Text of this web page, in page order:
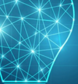
TUỆ